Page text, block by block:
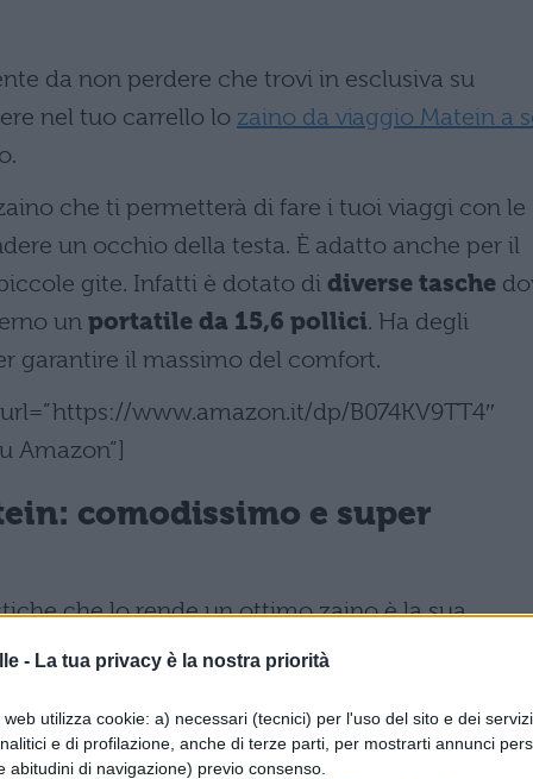
- La tua privacy è la nostra priorità
utilizza cookie: a) necessari (tecnici) per l'uso del sito e dei
e di profilazione, anche di terze parti, per mostrarti annunci
abitudini di navigazione) previo consenso.
da non perdere che trovi in esclusiva su
nel tuo carrello lo zaino da viaggio Matein a
che ti permetterà di fare i tuoi viaggi con le
un occhio della testa. È adatto anche per il
gite. Infatti è dotato di diverse tasche
un portatile da 15,6 pollici. Ha degli
garantire il massimo del comfort.
www.amazon.it/dp/B074KV9TT4″
Amazon”]
comodissimo e super
che lo rende un ottimo zaino è la sua
tasche di cui dispone che ti permettono
vuoi. La
La tasca posteriore è dotata di uno
Mentre quella sul davanti e più piccola e